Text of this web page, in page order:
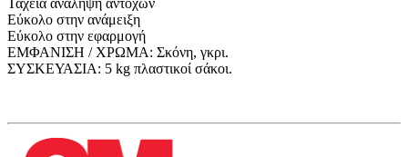
Ταχεία ανάληψη αντοχών
Εύκολο στην ανάμειξη
Εύκολο στην εφαρμογή
ΕΜΦΑΝΙΣΗ / ΧΡΩΜΑ: Σκόνη, γκρι.
ΣΥΣΚΕΥΑΣΙΑ: 5 kg πλαστικοί σάκοι.